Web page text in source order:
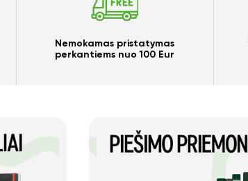
Nemokamas pristatymas
perkantiems nuo 100 Eur